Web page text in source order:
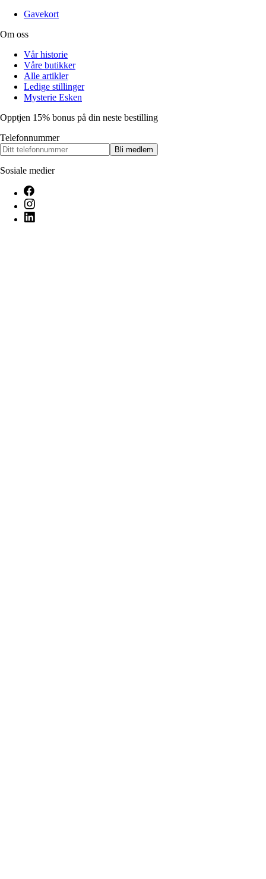
Gavekort
Om oss
Vår historie
Våre butikker
Alle artikler
Ledige stillinger
Mysterie Esken
Opptjen 15% bonus på din neste bestilling
Telefonnummer
Bli medlem
Sosiale medier